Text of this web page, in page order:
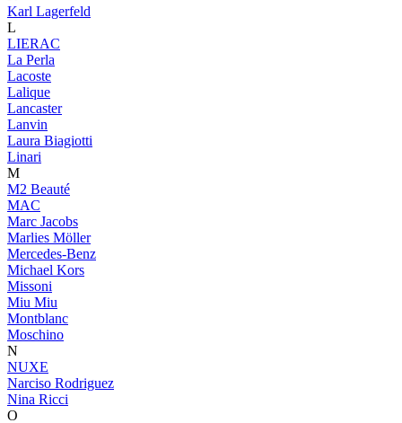
Karl Lagerfeld
L
LIERAC
La Perla
Lacoste
Lalique
Lancaster
Lanvin
Laura Biagiotti
Linari
M
M2 Beauté
MAC
Marc Jacobs
Marlies Möller
Mercedes-Benz
Michael Kors
Missoni
Miu Miu
Montblanc
Moschino
N
NUXE
Narciso Rodriguez
Nina Ricci
O